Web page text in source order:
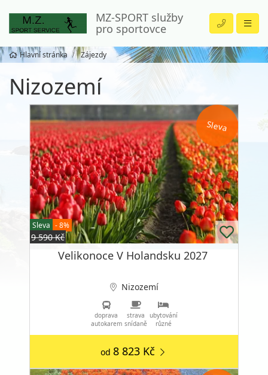
MZ-SPORT služby
pro sportovce
Hlavní stránka Zájezdy
Nizozemí
Sleva
Sleva - 8%
9 590 Kč
Velikonoce V Holandsku 2027
Nizozemí
doprava
autokarem
strava
snídaně
ubytování
různé
od 8 823 Kč